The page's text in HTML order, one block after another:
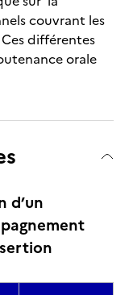
couvrant les
différentes
orale
d’un